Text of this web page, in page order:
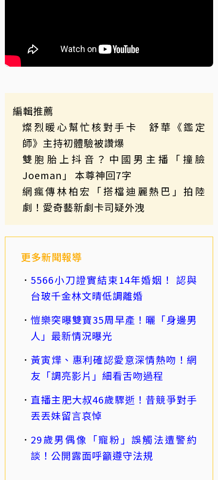
編輯推薦
燦烈暖心幫忙核對手卡 舒華《鑑定
師》主持初體驗被讚爆
雙胞胎上抖音？中國男主播「撞臉
Joeman」 本尊神回7字
網瘋傳林柏宏「搭檔迪麗熱巴」拍陸
劇！愛奇藝新劇卡司疑外洩
更多新聞報導
5566小刀證實結束14年婚姻！ 認與
台玻千金林文晴低調離婚
愷樂突曝雙寶35周早產！曬「身邊男
人」最新情況曝光
黃寅燁、惠利確認愛意深情熱吻！網
友「調亮影片」細看舌吻過程
直播主肥大叔46歲驟逝！昔競爭對手
丟丟妹留言哀悼
29歲男偶像「寵粉」誤觸法遭警約
談！公開露面呼籲遵守法規